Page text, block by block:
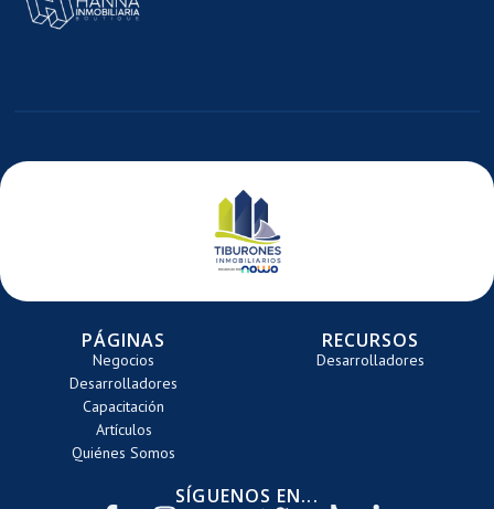
PÁGINAS
Negocios
Desarrolladores
Capacitación
Artículos
Quiénes Somos
RECURSOS
Desarrolladores
SÍGUENOS EN...